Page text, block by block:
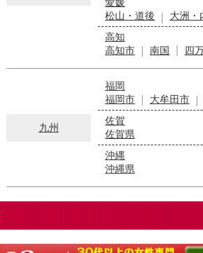
愛媛
松山・道後
大洲・
高知
高知市
南国 四
九州
福岡
福岡市
大牟田市
佐賀
佐賀県
沖縄
沖縄県